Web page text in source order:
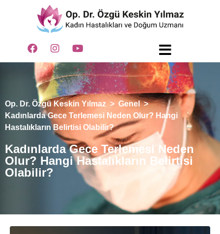
Op. Dr. Özgü Keskin Yılmaz > Genel>
Kadınlarda Gece Terlemesi Neden Olur? Hangi
Hastalıkların Belirtisi Olabilir?
Kadınlarda Gece Terlemesi Neden
Olur? Hangi Hastalıkların Belirtisi
Olabilir?